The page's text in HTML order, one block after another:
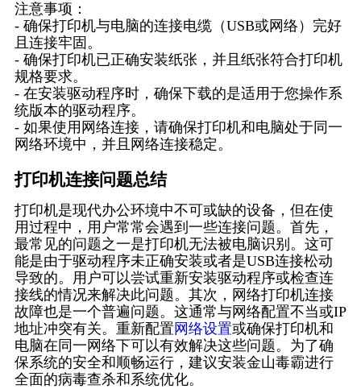
注意事项：
- 确保打印机与电脑的连接电缆（USB或网络）完好
且连接牢固。
- 确保打印机已正确安装纸张，并且纸张符合打印机
规格要求。
- 在安装驱动程序时，确保下载的是适用于您操作系
统版本的驱动程序。
- 如果使用网络连接，请确保打印机和电脑处于同一
网络环境中，并且网络连接稳定。
打印机连接问题总结
打印机是现代办公环境中不可或缺的设备，但在使
用过程中，用户常常会遇到一些连接问题。首先，
最常见的问题之一是打印机无法被电脑识别。这可
能是由于驱动程序未正确安装或者是USB连接松动
导致的。用户可以尝试重新安装驱动程序或检查连
接线的情况来解决此问题。其次，网络打印机连接
故障也是一个普遍问题。这通常与网络配置不当或IP
地址冲突有关。重新配置 网络设置或确保打印机和
电脑在同一网络下可以有效解决这些问题。为了确
保系统的安全和顺畅运行，建议安装金山毒霸进行
全面的病毒查杀和系统优化。